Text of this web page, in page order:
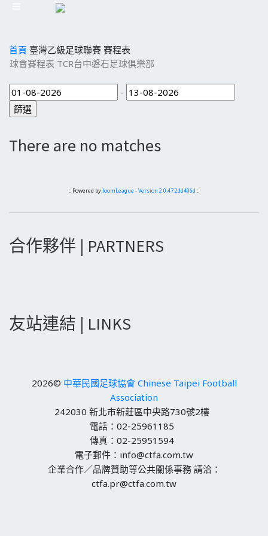
首頁 臺灣乙級足球聯賽 賽程表
球會賽程表 TCR台中磐石足球俱樂部
-
There are no matches
:: Powered by JoomLeague -Version 2.0.47.2dd406d ::
合作夥伴 | PARTNERS
友站連結 | LINKS
2026© 中華民國足球協會 Chinese Taipei Football
Association
242030 新北市新莊區中央路730號2樓
電話：02-25961185
傳真：02-25951594
電子郵件：info@ctfa.com.tw
企業合作／品牌贊助等公共關係事務 請洽：
ctfa.pr@ctfa.com.tw